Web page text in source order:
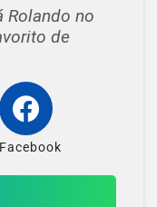
Rolando no
de
Facebook